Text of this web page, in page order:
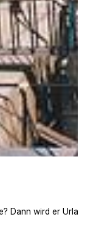
Dann wird er